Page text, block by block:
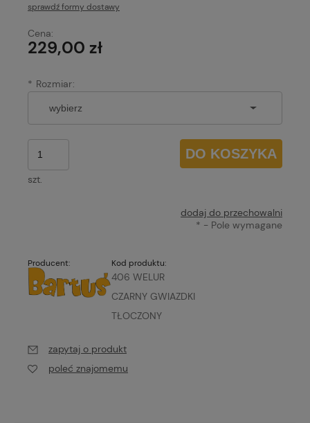
Cena nie zawiera ewentualnych kosztów płatności
sprawdź formy dostawy
Cena:
229,00 zł
* Rozmiar:
szt.
DO KOSZYKA
dodaj do przechowalni
* - Pole wymagane
Producent: Kod produktu:
406 WELUR
CZARNY GWIAZDKI
TŁOCZONY
zapytaj o produkt
poleć znajomemu